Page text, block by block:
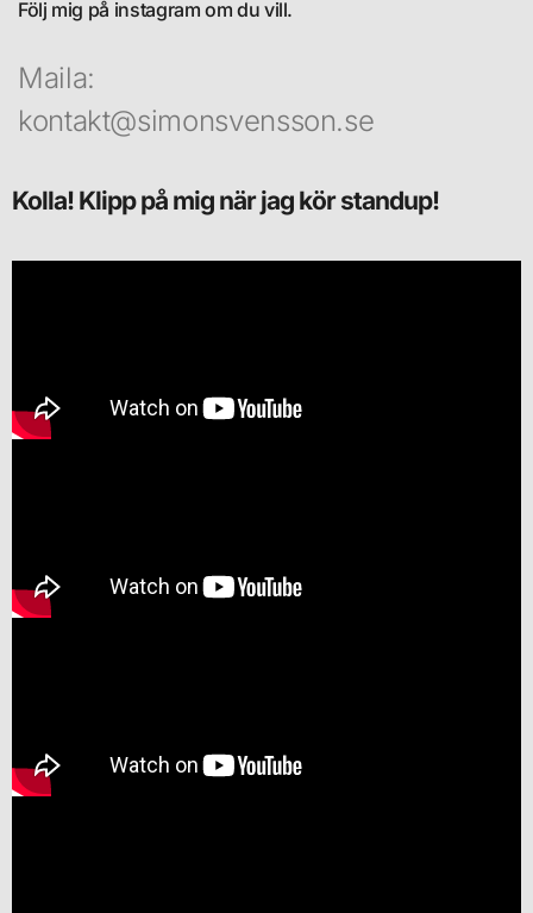
Följ mig på instagram om du vill.
Maila:
kontakt@simonsvensson.se
Kolla! Klipp på mig när jag kör standup!